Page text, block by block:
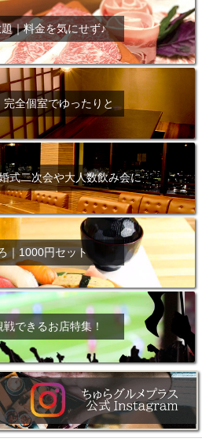
｜料金を気にせず♪
全個室でゆったりと
式二次会や大人数飲み会に
｜1000円セット
できるお店特集！